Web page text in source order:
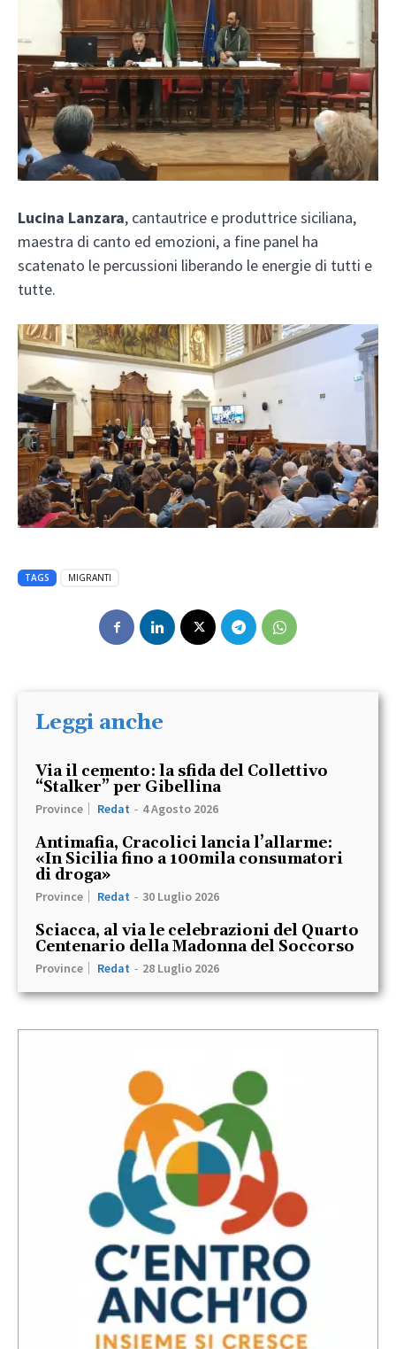
Lucina Lanzara, cantautrice e produttrice siciliana,
maestra di canto ed emozioni, a fine panel ha
scatenato le percussioni liberando le energie di tutti e
tutte.
TAGS MIGRANTI
Leggi anche
Via il cemento: la sfida del Collettivo
“Stalker” per Gibellina
Province Redat - 4 Agosto 2026
Antimafia, Cracolici lancia l’allarme:
«In Sicilia fino a 100mila consumatori
di droga»
Province Redat - 30 Luglio 2026
Sciacca, al via le celebrazioni del Quarto
Centenario della Madonna del Soccorso
Province Redat - 28 Luglio 2026